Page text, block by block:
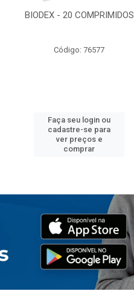
BIODEX - 20 COMPRIMIDOS
Código: 76577
Faça seu login ou
cadastre-se para
ver preços e
comprar